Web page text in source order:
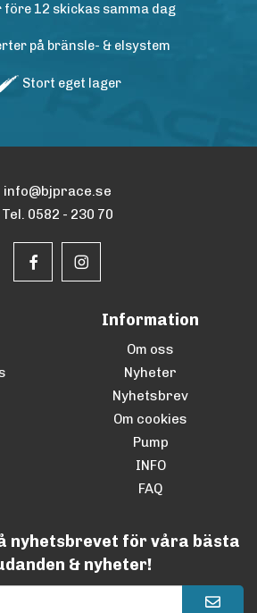
före 12 skickas samma dag
på bränsle- & elsystem
Stort eget lager
info@bjprace.se
Tel. 0582 - 230 70
Information
Om oss
Nyheter
Nyhetsbrev
Om cookies
Pump
INFO
FAQ
nyhetsbrevet för våra bästa
& nyheter!